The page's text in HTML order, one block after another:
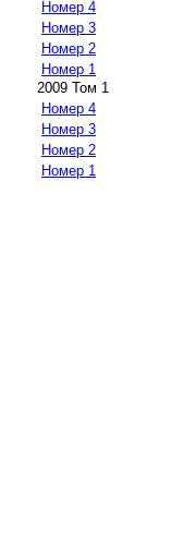
Номер 4
Номер 3
Номер 2
Номер 1
2009 Том 1
Номер 4
Номер 3
Номер 2
Номер 1